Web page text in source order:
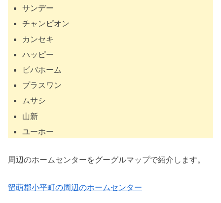
サンデー
チャンピオン
カンセキ
ハッピー
ビバホーム
プラスワン
ムサシ
山新
ユーホー
周辺のホームセンターをグーグルマップで紹介します。
留萌郡小平町の周辺のホームセンター